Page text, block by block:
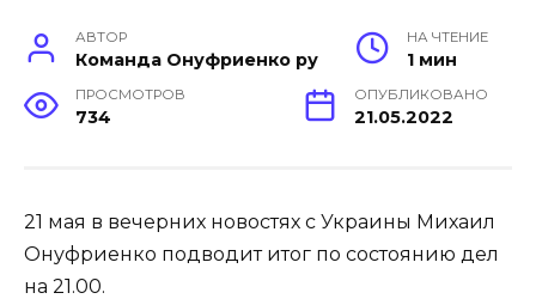
АВТОР
Команда Онуфриенко ру
НА ЧТЕНИЕ
1 мин
ПРОСМОТРОВ
734
ОПУБЛИКОВАНО
21.05.2022
21 мая в вечерних новостях с Украины Михаил
Онуфриенко подводит итог по состоянию дел
на 21.00.